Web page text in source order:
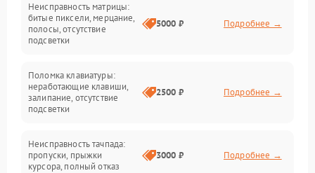
Программные ошибки
Электрические и системные сбои
Интерфейсные проблемы
Батарея
Сеть и интернет
Неисправность матрицы:
битые пиксели, мерцание,
полосы, отсутствие
подсветки
5000 ₽ Подробнее →
Поломка клавиатуры:
неработающие клавиши,
залипание, отсутствие
подсветки
2500 ₽ Подробнее →
Неисправность тачпада:
пропуски, прыжки
курсора, полный отказ
3000 ₽ Подробнее →